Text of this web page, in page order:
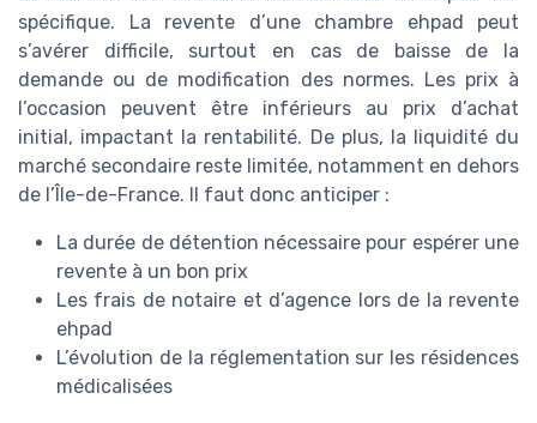
spécifique. La revente d’une chambre ehpad peut
s’avérer difficile, surtout en cas de baisse de la
demande ou de modification des normes. Les prix à
l’occasion peuvent être inférieurs au prix d’achat
initial, impactant la rentabilité. De plus, la liquidité du
marché secondaire reste limitée, notamment en dehors
de l’Île-de-France. Il faut donc anticiper :
La durée de détention nécessaire pour espérer une
revente à un bon prix
Les frais de notaire et d’agence lors de la revente
ehpad
L’évolution de la réglementation sur les résidences
médicalisées